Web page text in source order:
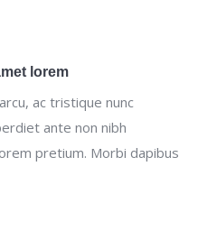
lorem
ac tristique nunc
ante non nibh
pretium. Morbi dapibus